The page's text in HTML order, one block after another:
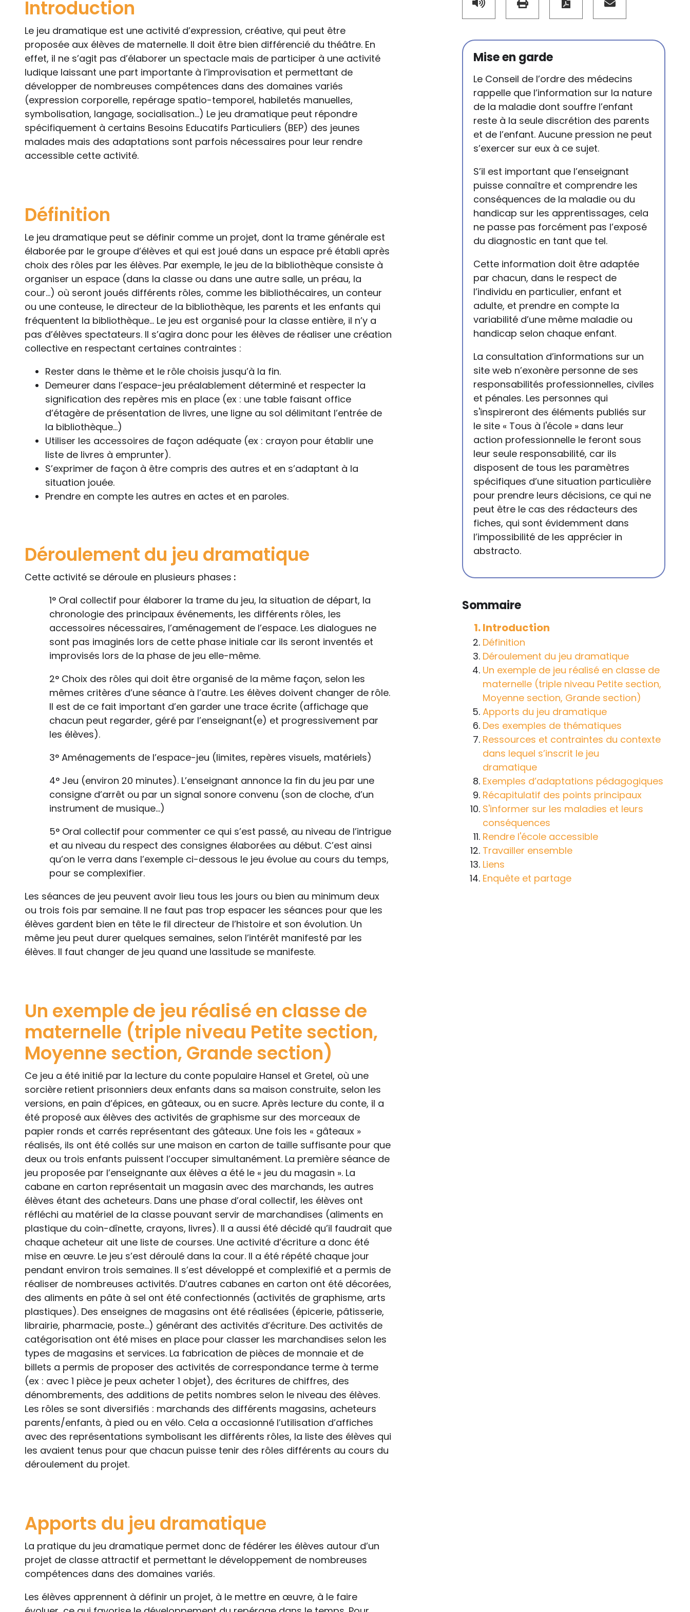
Introduction
Le jeu dramatique est une activité d’expression, créative, qui peut être
proposée aux élèves de maternelle. Il doit être bien différencié du théâtre. En
effet, il ne s’agit pas d’élaborer un spectacle mais de participer à une activité
ludique laissant une part importante à l’improvisation et permettant de
développer de nombreuses compétences dans des domaines variés
(expression corporelle, repérage spatio-temporel, habiletés manuelles,
symbolisation, langage, socialisation…) Le jeu dramatique peut répondre
spécifiquement à certains Besoins Educatifs Particuliers (BEP) des jeunes
malades mais des adaptations sont parfois nécessaires pour leur rendre
accessible cette activité.
Définition
Le jeu dramatique peut se définir comme un projet, dont la trame générale est
élaborée par le groupe d’élèves et qui est joué dans un espace pré établi après
choix des rôles par les élèves. Par exemple, le jeu de la bibliothèque consiste à
organiser un espace (dans la classe ou dans une autre salle, un préau, la
cour…) où seront joués différents rôles, comme les bibliothécaires, un conteur
ou une conteuse, le directeur de la bibliothèque, les parents et les enfants qui
fréquentent la bibliothèque… Le jeu est organisé pour la classe entière, il n’y a
pas d’élèves spectateurs. Il s’agira donc pour les élèves de réaliser une création
collective en respectant certaines contraintes :
Rester dans le thème et le rôle choisis jusqu’à la fin.
Demeurer dans l’espace-jeu préalablement déterminé et respecter la
signification des repères mis en place (ex : une table faisant office
d’étagère de présentation de livres, une ligne au sol délimitant l’entrée de
la bibliothèque…)
Utiliser les accessoires de façon adéquate (ex : crayon pour établir une
liste de livres à emprunter).
S’exprimer de façon à être compris des autres et en s’adaptant à la
situation jouée.
Prendre en compte les autres en actes et en paroles.
Déroulement du jeu dramatique
Cette activité se déroule en plusieurs phases :
1° Oral collectif pour élaborer la trame du jeu, la situation de départ, la
chronologie des principaux événements, les différents rôles, les
accessoires nécessaires, l’aménagement de l’espace. Les dialogues ne
sont pas imaginés lors de cette phase initiale car ils seront inventés et
improvisés lors de la phase de jeu elle-même.
2° Choix des rôles qui doit être organisé de la même façon, selon les
mêmes critères d’une séance à l’autre. Les élèves doivent changer de rôle.
Il est de ce fait important d’en garder une trace écrite (affichage que
chacun peut regarder, géré par l’enseignant(e) et progressivement par
les élèves).
3° Aménagements de l’espace-jeu (limites, repères visuels, matériels)
4° Jeu (environ 20 minutes). L’enseignant annonce la fin du jeu par une
consigne d’arrêt ou par un signal sonore convenu (son de cloche, d’un
instrument de musique...)
5° Oral collectif pour commenter ce qui s’est passé, au niveau de l’intrigue
et au niveau du respect des consignes élaborées au début. C’est ainsi
qu’on le verra dans l’exemple ci-dessous le jeu évolue au cours du temps,
pour se complexifier.
Les séances de jeu peuvent avoir lieu tous les jours ou bien au minimum deux
ou trois fois par semaine. Il ne faut pas trop espacer les séances pour que les
élèves gardent bien en tête le fil directeur de l’histoire et son évolution. Un
même jeu peut durer quelques semaines, selon l’intérêt manifesté par les
élèves. Il faut changer de jeu quand une lassitude se manifeste.
Un exemple de jeu réalisé en classe de
maternelle (triple niveau Petite section,
Moyenne section, Grande section)
Ce jeu a été initié par la lecture du conte populaire Hansel et Gretel, où une
sorcière retient prisonniers deux enfants dans sa maison construite, selon les
versions, en pain d’épices, en gâteaux, ou en sucre. Après lecture du conte, il a
été proposé aux élèves des activités de graphisme sur des morceaux de
papier ronds et carrés représentant des gâteaux. Une fois les « gâteaux »
réalisés, ils ont été collés sur une maison en carton de taille suffisante pour que
deux ou trois enfants puissent l’occuper simultanément. La première séance de
jeu proposée par l’enseignante aux élèves a été le « jeu du magasin ». La
cabane en carton représentait un magasin avec des marchands, les autres
élèves étant des acheteurs. Dans une phase d’oral collectif, les élèves ont
réfléchi au matériel de la classe pouvant servir de marchandises (aliments en
plastique du coin-dînette, crayons, livres). Il a aussi été décidé qu’il faudrait que
chaque acheteur ait une liste de courses. Une activité d’écriture a donc été
mise en œuvre. Le jeu s’est déroulé dans la cour. Il a été répété chaque jour
pendant environ trois semaines. Il s’est développé et complexifié et a permis de
réaliser de nombreuses activités. D’autres cabanes en carton ont été décorées,
des aliments en pâte à sel ont été confectionnés (activités de graphisme, arts
plastiques). Des enseignes de magasins ont été réalisées (épicerie, pâtisserie,
librairie, pharmacie, poste…) générant des activités d’écriture. Des activités de
catégorisation ont été mises en place pour classer les marchandises selon les
types de magasins et services. La fabrication de pièces de monnaie et de
billets a permis de proposer des activités de correspondance terme à terme
(ex : avec 1 pièce je peux acheter 1 objet), des écritures de chiffres, des
dénombrements, des additions de petits nombres selon le niveau des élèves.
Les rôles se sont diversifiés : marchands des différents magasins, acheteurs
parents/enfants, à pied ou en vélo. Cela a occasionné l’utilisation d’affiches
avec des représentations symbolisant les différents rôles, la liste des élèves qui
les avaient tenus pour que chacun puisse tenir des rôles différents au cours du
déroulement du projet.
Apports du jeu dramatique
La pratique du jeu dramatique permet donc de fédérer les élèves autour d’un
projet de classe attractif et permettant le développement de nombreuses
compétences dans des domaines variés.
Les élèves apprennent à définir un projet, à le mettre en œuvre, à le faire
Mise en garde
Le Conseil de l’ordre des médecins
rappelle que l’information sur la nature
de la maladie dont souffre l’enfant
reste à la seule discrétion des parents
et de l’enfant. Aucune pression ne peut
s’exercer sur eux à ce sujet.
S’il est important que l’enseignant
puisse connaître et comprendre les
conséquences de la maladie ou du
handicap sur les apprentissages, cela
ne passe pas forcément pas l’exposé
du diagnostic en tant que tel.
Cette information doit être adaptée
par chacun, dans le respect de
l’individu en particulier, enfant et
adulte, et prendre en compte la
variabilité d’une même maladie ou
handicap selon chaque enfant.
La consultation d’informations sur un
site web n’exonère personne de ses
responsabilités professionnelles, civiles
et pénales. Les personnes qui
s'inspireront des éléments publiés sur
le site « Tous à l'école » dans leur
action professionnelle le feront sous
leur seule responsabilité, car ils
disposent de tous les paramètres
spécifiques d’une situation particulière
pour prendre leurs décisions, ce qui ne
peut être le cas des rédacteurs des
fiches, qui sont évidemment dans
l’impossibilité de les apprécier in
abstracto.
Sommaire
Introduction
Définition
Déroulement du jeu dramatique
Un exemple de jeu réalisé en classe de
maternelle (triple niveau Petite section,
Moyenne section, Grande section)
Apports du jeu dramatique
Des exemples de thématiques
Ressources et contraintes du contexte
dans lequel s’inscrit le jeu
dramatique
Exemples d’adaptations pédagogiques
Récapitulatif des points principaux
S'informer sur les maladies et leurs
conséquences
Rendre l'école accessible
Travailler ensemble
Liens
Enquête et partage